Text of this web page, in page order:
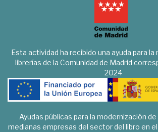
Esta actividad ha recibido una ayuda para
librerías de la Comunidad de Madrid
2024
Ayudas públicas para la modernización
medianas empresas del sector del libro en